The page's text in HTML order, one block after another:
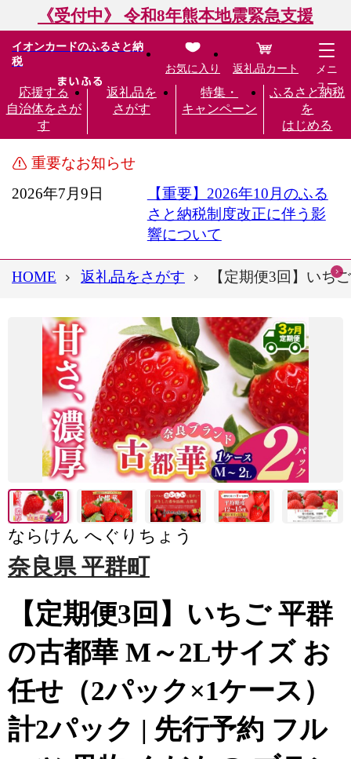
《受付中》 令和8年熊本地震緊急支援
イオンカードのふるさと納
税
応援する
自治体をさが
す
返礼品を
さがす
特集・
キャンペーン
ふるさと納税
を
はじめる
お気に入り 返礼品カート
メニ
ュー
重要なお知らせ
2026年7月9日
【重要】2026年10月のふる
さと納税制度改正に伴う影
響について
HOME 返礼品をさがす 【定期便3回】いち
ならけん へぐりちょう
奈良県 平群町
【定期便3回】いちご 平群
の古都華 M～2Lサイズ お
任せ（2パック×1ケース）
計2パック | 先行予約 フル